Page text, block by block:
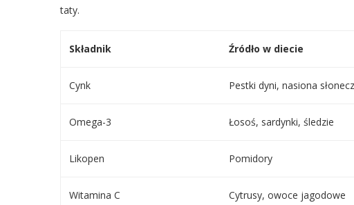
taty.
Składnik Źródło w diecie
Cynk Pestki dyni, nasiona
Omega-3 Łosoś, sardynki, śledzie
Likopen Pomidory
Witamina C Cytrusy, owoce jagodowe